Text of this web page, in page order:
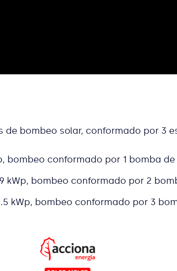
de bombeo solar, conformado por 3
bombeo conformado por 1 bomba de
kWp, bombeo conformado por 2
kWp, bombeo conformado por 3